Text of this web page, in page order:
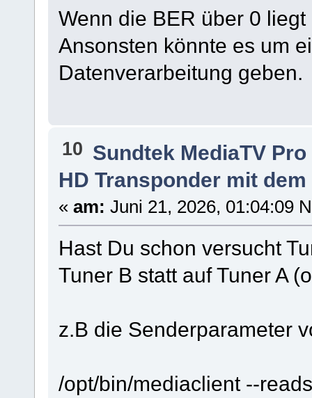
Wenn die BER über 0
Ansonsten könnte es um
Datenverarbeitung geben.
10 Sundtek MediaTV Pro
HD Transponder mit
« am: Juni 21, 2026, 01:04:09
Hast Du schon versucht
Tuner B statt auf Tuner A
z.B die Senderparameter
/opt/bin/mediaclient --